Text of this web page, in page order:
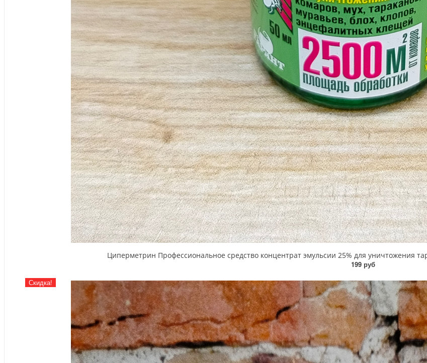
Циперметрин Профессиональное средство концентрат эмульсии 25% для уничтожения
199 руб
Скидка!